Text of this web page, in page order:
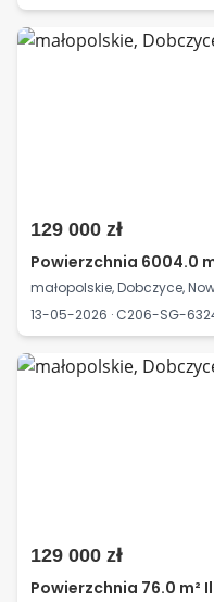
129 000 zł
Powierzchnia 6004.0
małopolskie, Dobczyce,
13-05-2026 · C206-SG-
129 000 zł
Powierzchnia 76.0 m²